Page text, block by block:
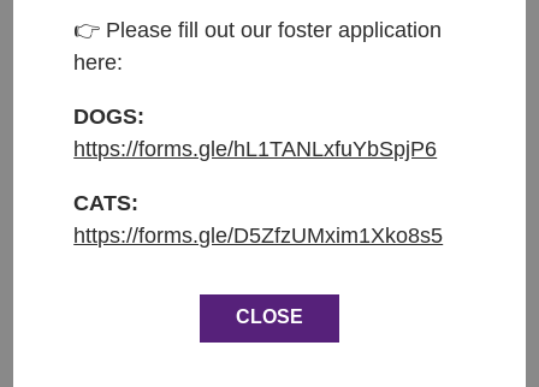
Přijata do azylu: 05.01.2024
Původ: z Ománu
Váha: 16 kg
❤ Casey hledá domov ❤
zaplacení adopčního poplatku ve výši 3 900 Kč.
Napište nám prosím email na adresu
👉 Please fill out our foster application
here:
DOGS:
https://forms.gle/hL1TANLxfuYbSpjP6
CATS:
https://forms.gle/D5ZfzUMxim1Xko8s5
CLOSE